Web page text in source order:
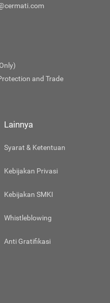
and Trade
Lainnya
Syarat & Ketentuan
Kebijakan Privasi
Kebijakan SMKI
Whistleblowing
Anti Gratifikasi